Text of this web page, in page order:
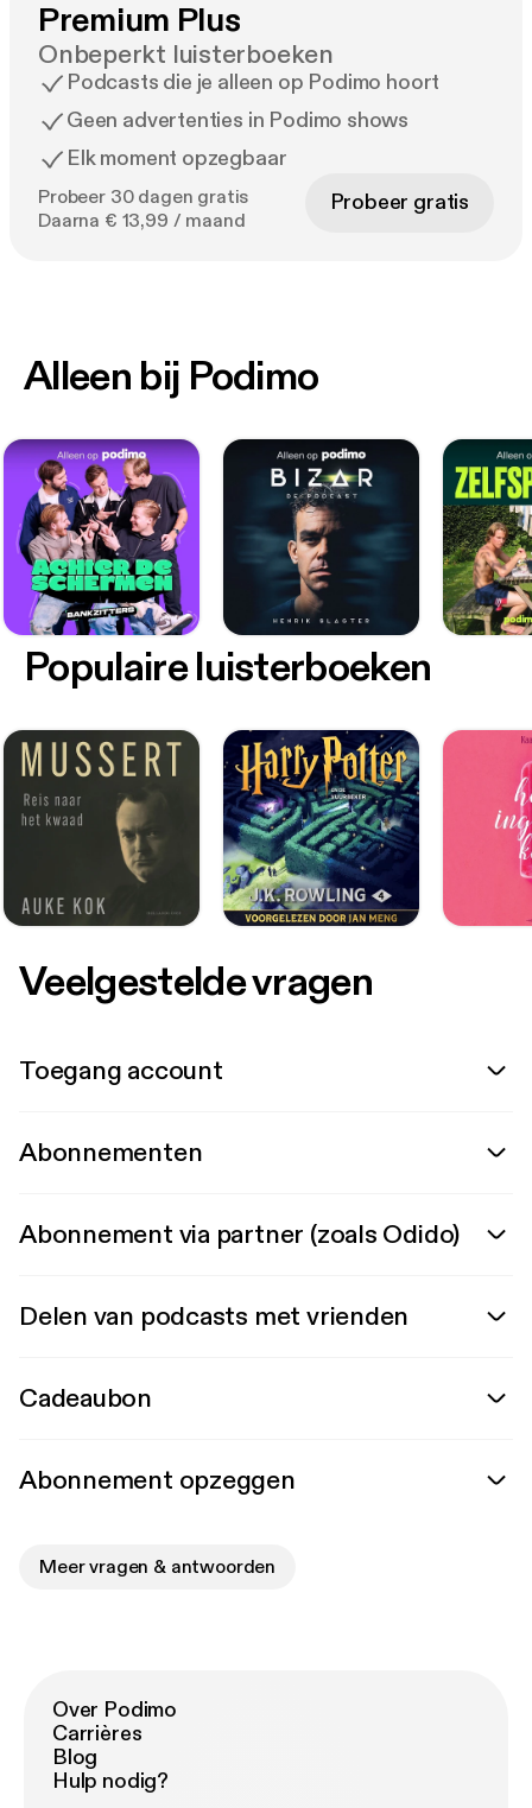
Premium Plus
Onbeperkt luisterboeken
Podcasts die je alleen op Podimo hoort
Geen advertenties in Podimo shows
Elk moment opzegbaar
Probeer 30 dagen gratis
Daarna € 13,99 / maand
Probeer gratis
Alleen bij Podimo
Populaire luisterboeken
Veelgestelde vragen
Toegang account
Abonnementen
Abonnement via partner (zoals Odido)
Delen van podcasts met vrienden
Cadeaubon
Abonnement opzeggen
Meer vragen & antwoorden
Over Podimo
Carrières
Blog
Hulp nodig?